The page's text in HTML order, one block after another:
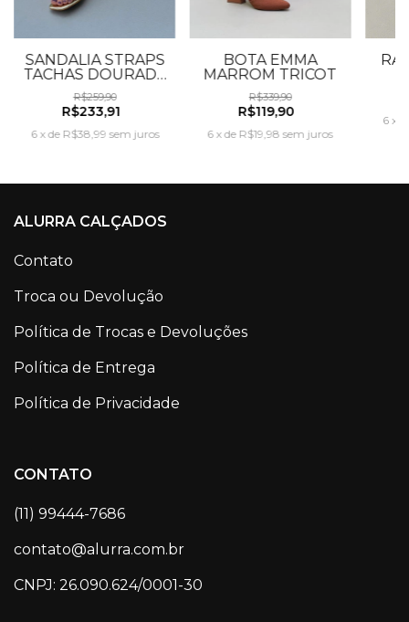
SANDÁLIA STRAPS
TACHAS DOURADA
SALTO ALTO
R$259,90
R$233,91
6 xde R$38,99 sem juros
BOTA EMMA
MARROM TRICOT
R$339,90
R$119,90
6 xdeR$19,98 sem juros
6 x
ALURRA CALÇADOS
Contato
Troca ou Devolução
Política de Trocas e Devoluções
Política de Entrega
Política de Privacidade
CONTATO
(11) 99444-7686
contato@alurra.com.br
CNPJ: 26.090.624/0001-30